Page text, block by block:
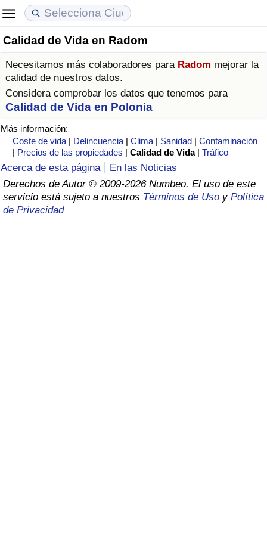
Calidad de Vida en Radom
Necesitamos más colaboradores para Radom mejorar la
calidad de nuestros datos.
Considera comprobar los datos que tenemos para
Calidad de Vida en Polonia
Más información:
Coste de vida | Delincuencia |Clima | Sanidad |Contaminación
| Precios de las propiedades |Calidad de Vida |Tráfico
Acerca de esta página
En las Noticias
Derechos de Autor © 2009-2026 Numbeo. El uso de este
servicio está sujeto a nuestros Términos de Uso y Política
de Privacidad
Coste de vida
Índice de Costo de Vida (Actual)
Índice de Costo de Vida
Índice de costo de vida por país
en aqaba
Precios de las propiedades
Índice de Precios de Inmuebles (Actual)
Índice de Precios de Inmuebles
Índice de Precios de Inmuebles por País
Calidad de Vida
Índice de Calidad de Vida
Índice de Calidad de Vida (Actual)
Índice de calidad de vida por país
Delincuencia
Calificación del Índice de Criminalidad
(Actual)